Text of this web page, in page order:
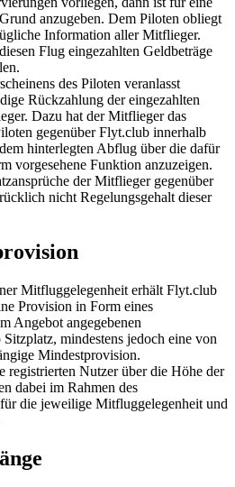
anzugeben. Dem Piloten obliegt
Information aller Mitflieger.
Flug eingezahlten Geldbeträge
des Piloten veranlasst
Rückzahlung der eingezahlten
Dazu hat der Mitflieger das
gegenüber Flyt.club innerhalb
hinterlegten Abflug über die dafür
vorgesehene Funktion anzuzeigen.
der Mitflieger gegenüber
nicht Regelungsgehalt dieser
Mitfluggelegenheit erhält Flyt.club
Provision in Form eines
Angebot angegebenen
mindestens jedoch eine von
Mindestprovision.
registrierten Nutzer über die Höhe der
dabei im Rahmen des
die jeweilige Mitfluggelegenheit und